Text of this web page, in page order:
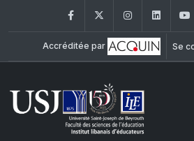
FacebookTwitter Instagram
Accréditée par Se